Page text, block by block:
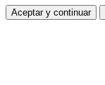
Aceptar y continuar